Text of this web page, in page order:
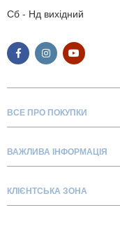
Сб - Нд вихідний
ВСЕ ПРО ПОКУПКИ
Про нас
Блог
ВАЖЛИВА ІНФОРМАЦІЯ
Доставка та оплата
КЛІЄНТСЬКА ЗОНА